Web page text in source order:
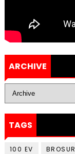
ARCHIVE
TAGS
100 EV BROSUR